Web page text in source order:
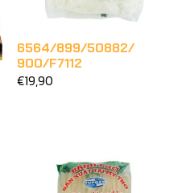
6564/899/50882/
900/F7112
€19,90